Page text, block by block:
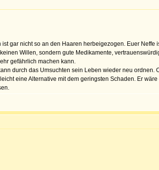
gar nicht so an den Haaren herbeigezogen. Euer
Willen, sondern gute Medikamente,
gefährlich machen kann.
durch das Umsuchten sein Leben wieder neu
eine Alternative mit dem geringsten Schaden. Er